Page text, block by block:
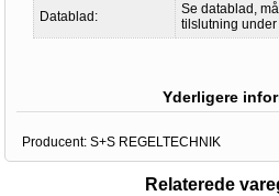
Datablad:
Se datablad,
tilslutning
Yderligere
Producent: S+S REGELTECHNIK
Relaterede